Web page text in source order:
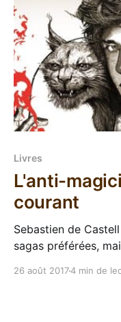
Livres
L'anti-
courant
Sebastien de
sagas préférées,
26 août 20174 min de